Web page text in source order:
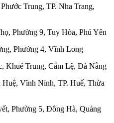
Trung, TP. Nha Trang,
Phường 9, Tuy Hòa, Phú Yên
Phường 4, Vĩnh Long
Khuê Trung, Cẩm Lệ, Đà Nẵng
Huệ, Vĩnh Ninh, TP. Huế, Thừa
Phường 5, Đông Hà, Quảng